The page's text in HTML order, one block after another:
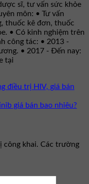
sĩ, tư vấn sức khỏe
môn: • Tư vấn
thuốc kê đơn, thuốc
• Có kinh nghiệm trên
công tác: • 2013 -
• 2017 - Đến nay:
tại
điều trị HIV, giá bán
giá bán bao nhiêu?
công khai. Các trường